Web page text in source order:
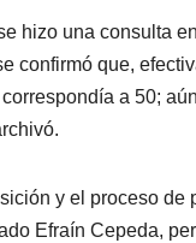
hizo una consulta
confirmó que,
a 50;
y el proceso
Efraín Cepeda,